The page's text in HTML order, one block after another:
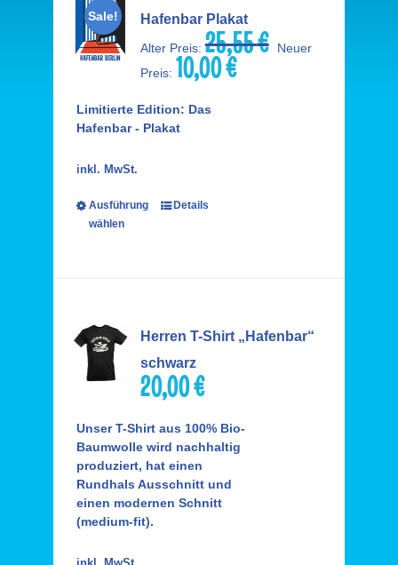
Sale!
Hafenbar Plakat
Alter Preis: 25,55€
Ursprünglicher
Neuer
Preis: 10,00€Aktueller
Limitierte Edition: Das
Hafenbar - Plakat
inkl. MwSt.
Ausführung
wählen
Details
Herren T-Shirt „Hafenbar“
schwarz
20,00€
Unser T-Shirt aus 100% Bio-
Baumwolle wird nachhaltig
produziert, hat einen
Rundhals Ausschnitt und
einen modernen Schnitt
(medium-fit).